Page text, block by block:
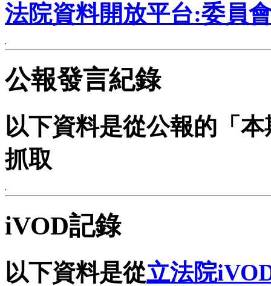
法院資料開放平台:委員
公報發言紀錄
以下資料是從公報的「
抓取
iVOD記錄
以下資料是從立法院